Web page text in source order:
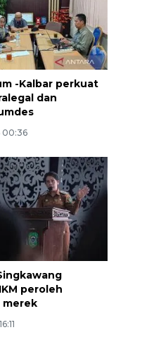
-Kalbar perkuat
dan
00:36
peroleh